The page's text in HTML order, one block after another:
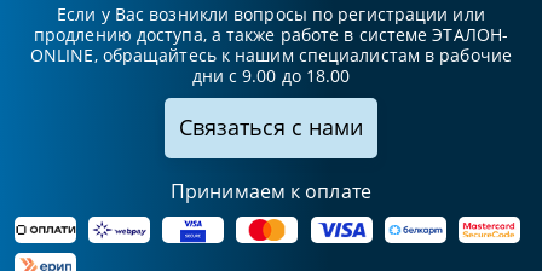
Если у Вас возникли вопросы по регистрации или
продлению доступа, а также работе в системе ЭТАЛОН-
ONLINE, обращайтесь к нашим специалистам в рабочие
дни с 9.00 до 18.00
Связаться с нами
Принимаем к оплате